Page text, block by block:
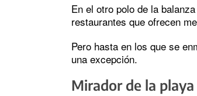
En el otro polo de la
restaurantes que ofrecen
Pero hasta en los que se
una excepción.
Mirador de la playa